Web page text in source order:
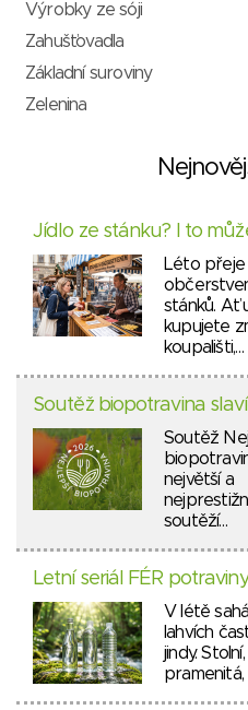
Výrobky ze sóji
Zahušťovadla
Základní suroviny
Zelenina
Jídlo ze stánku? I to
Léto přeje
stánků. Ať
kupujete
koupališti,…
Soutěž biopotravina
Soutěž
největší a
soutěží…
Letní seriál FÉR
V létě
lahvích
jindy.